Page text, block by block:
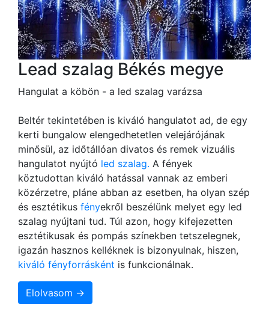
Lead szalag Békés megye
Hangulat a köbön - a led szalag varázsa
Beltér tekintetében is kiváló hangulatot ad, de egy
kerti bungalow elengedhetetlen velejárójának
minősül, az időtállóan divatos és remek vizuális
hangulatot nyújtó led szalag. A fények
köztudottan kiváló hatással vannak az emberi
közérzetre, pláne abban az esetben, ha olyan szép
és esztétikus fényekről beszélünk melyet egy led
szalag nyújtani tud. Túl azon, hogy kifejezetten
esztétikusak és pompás színekben tetszelegnek,
igazán hasznos kelléknek is bizonyulnak, hiszen,
kiváló fényforrásként is funkcionálnak.
Elolvasom →